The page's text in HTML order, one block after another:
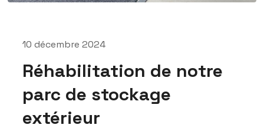
10 décembre 2024
Réhabilitation de notre
parc de stockage
extérieur